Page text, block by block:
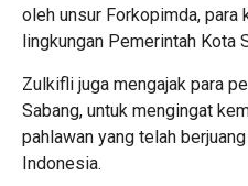
oleh unsur Forkopimda, para
lingkungan Pemerintah Kota
Zulkifli juga mengajak para
Sabang, untuk mengingat
pahlawan yang telah
Indonesia.